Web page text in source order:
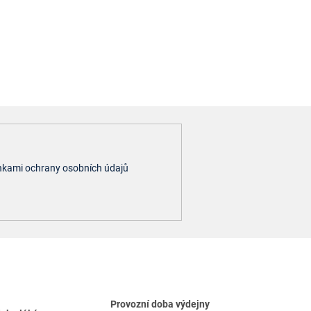
ochrany osobních údajů
Provozní doba výdejny